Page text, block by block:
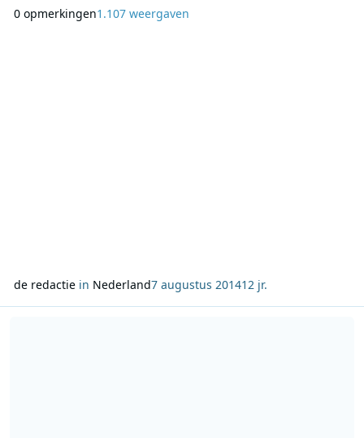
bevinden zich de hele dag tussen het publiek en de
0 opmerkingen1.107 weergaven
de redactiein Nederland7 augustus 201412 jr.